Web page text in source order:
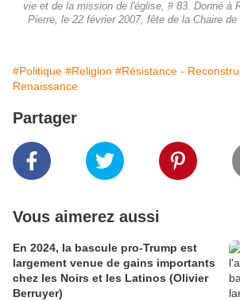
vie et de la mission de l'église, # 83. Donné à
Pierre, le 22 février 2007, fête de la Chaire
#Politique #Religion #Résistance -
Renaissance
Partager
Vous aimerez aussi
En 2024, la bascule pro-Trump est
largement venue de gains importants
chez les Noirs et les Latinos (Olivier
Berruyer)